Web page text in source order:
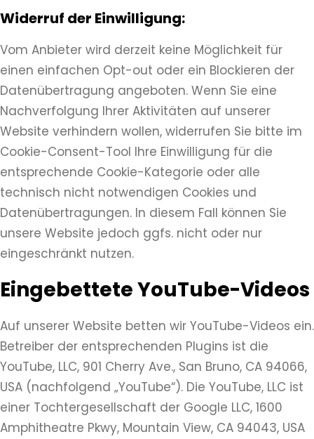
Widerruf der Einwilligung:
Vom Anbieter wird derzeit keine Möglichkeit für
einen einfachen Opt-out oder ein Blockieren der
Datenübertragung angeboten. Wenn Sie eine
Nachverfolgung Ihrer Aktivitäten auf unserer
Website verhindern wollen, widerrufen Sie bitte im
Cookie-Consent-Tool Ihre Einwilligung für die
entsprechende Cookie-Kategorie oder alle
technisch nicht notwendigen Cookies und
Datenübertragungen. In diesem Fall können Sie
unsere Website jedoch ggfs. nicht oder nur
eingeschränkt nutzen.
Eingebettete YouTube-Videos
Auf unserer Website betten wir YouTube-Videos ein.
Betreiber der entsprechenden Plugins ist die
YouTube, LLC, 901 Cherry Ave., San Bruno, CA 94066,
USA (nachfolgend „YouTube“). Die YouTube, LLC ist
einer Tochtergesellschaft der Google LLC, 1600
Amphitheatre Pkwy, Mountain View, CA 94043, USA